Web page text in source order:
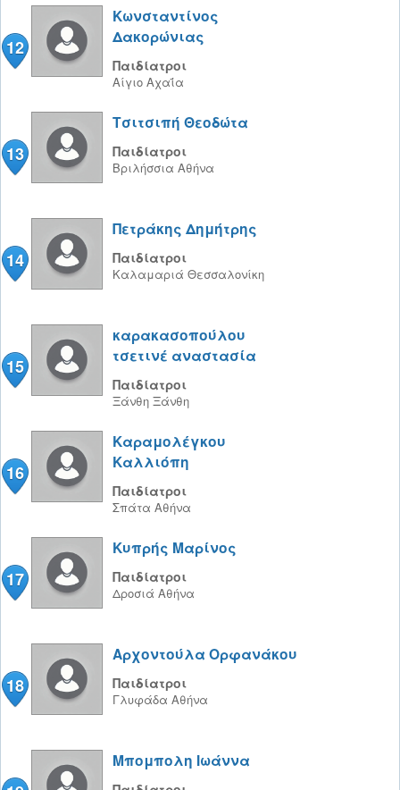
12
Κωνσταντίνος
Δακορώνιας
Παιδίατροι
Αίγιο Αχαΐα
13
Τσιτσιπή Θεοδώτα
Παιδίατροι
Βριλήσσια Αθήνα
14
Πετράκης Δημήτρης
Παιδίατροι
Καλαμαριά Θεσσαλονίκη
15
καρακασοπούλου
τσετινέ αναστασία
Παιδίατροι
Ξάνθη Ξάνθη
16
Καραμολέγκου
Καλλιόπη
Παιδίατροι
Σπάτα Αθήνα
17
Κυπρής Μαρίνος
Παιδίατροι
Δροσιά Αθήνα
18
Αρχοντούλα Ορφανάκου
Παιδίατροι
Γλυφάδα Αθήνα
Μπομπολη Ιωάννα